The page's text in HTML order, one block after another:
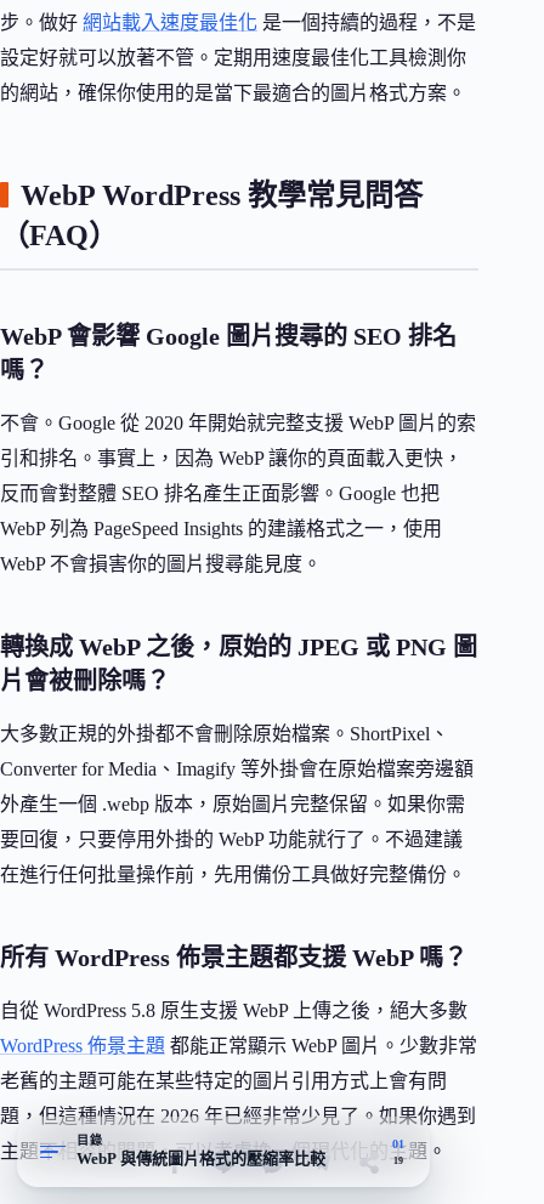
步。做好 網站載入速度最佳化 是一個持續的過程，不是
設定好就可以放著不管。定期用速度最佳化工具檢測你
的網站，確保你使用的是當下最適合的圖片格式方案。
WebP WordPress 教學常見問答
（FAQ）
WebP 會影響 Google 圖片搜尋的 SEO 排名
嗎？
不會。Google 從 2020 年開始就完整支援 WebP 圖片的索
引和排名。事實上，因為 WebP 讓你的頁面載入更快，
反而會對整體 SEO 排名產生正面影響。Google 也把
WebP 列為 PageSpeed Insights 的建議格式之一，使用
WebP 不會損害你的圖片搜尋能見度。
轉換成 WebP 之後，原始的 JPEG 或 PNG 圖
片會被刪除嗎？
大多數正規的外掛都不會刪除原始檔案。ShortPixel、
Converter for Media、Imagify 等外掛會在原始檔案旁邊額
外產生一個 .webp 版本，原始圖片完整保留。如果你需
要回復，只要停用外掛的 WebP 功能就行了。不過建議
在進行任何批量操作前，先用備份工具做好完整備份。
所有 WordPress 佈景主題都支援 WebP 嗎？
自從 WordPress 5.8 原生支援 WebP 上傳之後，絕大多數
WordPress 佈景主題 都能正常顯示 WebP 圖片。少數非常
老舊的主題可能在某些特定的圖片引用方式上會有問
題，但這種情況在 2026 年已經非常少見了。如果你遇到
主題不相容的問題，可以考慮換一個現代化的主題。
目錄
WebP 與傳統圖片格式的壓縮率比較
01
19